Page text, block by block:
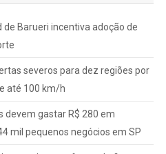
de Barueri incentiva adoção de
severos para dez regiões por
até 100 km/h
devem gastar R$ 280 em
mil pequenos negócios em SP